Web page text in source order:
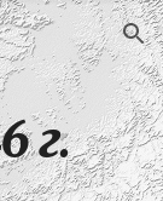
to navigation
г.